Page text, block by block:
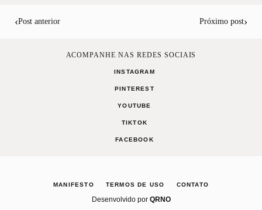
‹Post anterior Próximo post›
ACOMPANHE NAS REDES SOCIAIS
INSTAGRAM
PINTEREST
YOUTUBE
TIKTOK
FACEBOOK
MANIFESTO TERMOS DE USO CONTATO
Desenvolvido por QRNO